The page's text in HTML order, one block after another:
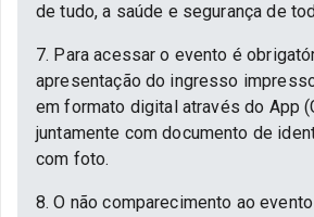
de tudo, a saúde e segurança de
7. Para acessar o evento é
apresentação do ingresso
em formato digital através do App
juntamente com documento de
com foto.
8. O não comparecimento ao